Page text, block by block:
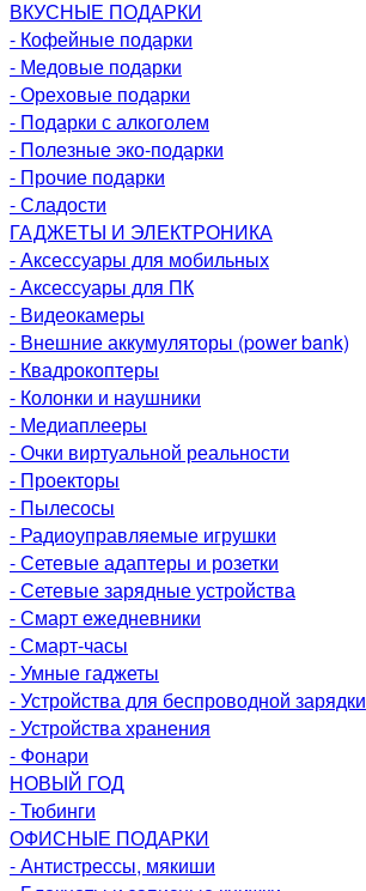
ВКУСНЫЕ ПОДАРКИ
- Кофейные подарки
- Медовые подарки
- Ореховые подарки
- Подарки с алкоголем
- Полезные эко-подарки
- Прочие подарки
- Сладости
ГАДЖЕТЫ И ЭЛЕКТРОНИКА
- Аксессуары для мобильных
- Аксессуары для ПК
- Видеокамеры
- Внешние аккумуляторы (power bank)
- Квадрокоптеры
- Колонки и наушники
- Медиаплееры
- Очки виртуальной реальности
- Проекторы
- Пылесосы
- Радиоуправляемые игрушки
- Сетевые адаптеры и розетки
- Сетевые зарядные устройства
- Смарт ежедневники
- Смарт-часы
- Умные гаджеты
- Устройства для беспроводной зарядки
- Устройства хранения
- Фонари
НОВЫЙ ГОД
- Тюбинги
ОФИСНЫЕ ПОДАРКИ
- Антистрессы, мякиши